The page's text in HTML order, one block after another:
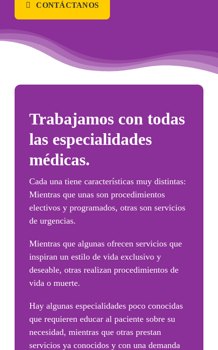
CONTÁCTANOS
Trabajamos con todas
las especialidades
médicas.
Cada una tiene características muy distintas:
Mientras que unas son procedimientos
electivos y programados, otras son servicios
de urgencias.
Mientras que algunas ofrecen servicios que
inspiran un estilo de vida exclusivo y
deseable, otras realizan procedimientos de
vida o muerte.
Hay algunas especialidades poco conocidas
que requieren educar al paciente sobre su
necesidad, mientras que otras prestan
servicios ya conocidos y con una demanda